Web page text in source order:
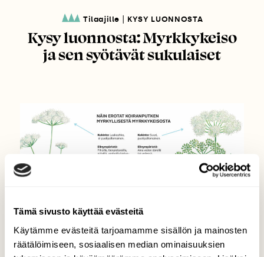
Tämä sivusto käyttää evästeitä
Käytämme evästeitä tarjoamamme sisällön ja mainosten
räätälöimiseen, sosiaalisen median ominaisuuksien
Tilaajille KYSY LUONNOSTA
Kysy luonnosta: Myrkkykeiso
ja sen syötävät sukulaiset